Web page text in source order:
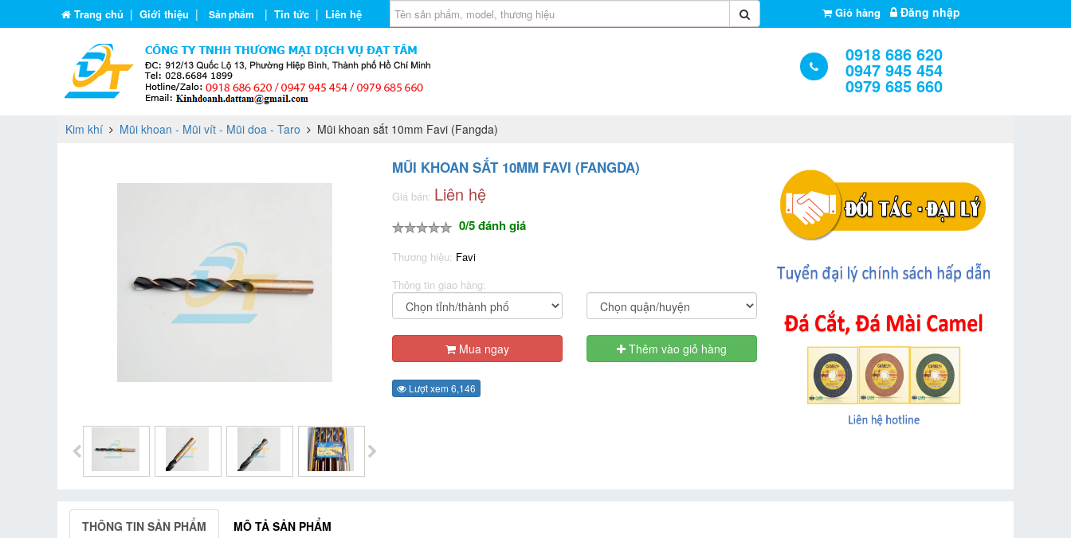
Trang chủ | Giới thiệu | Sản phẩm | Tin tức | Liên hệ Giỏ hàng Đăng nhập
0918 686 620
0947 945 454
0979 685 660
Kim khí Mũi khoan - Mũi vít - Mũi doa - Taro Mũi khoan sắt 10mm Favi (Fangda)
MŨI KHOAN SẮT 10MM FAVI (FANGDA)
Giá bán: Liên hệ
0/5 đánh giá
Thương hiệu: Favi
Thông tin giao hàng:
Mua ngay Thêm vào giỏ hàng
Lượt xem 6,146
THÔNG TIN SẢN PHẨM MÔ TẢ SẢN PHẨM